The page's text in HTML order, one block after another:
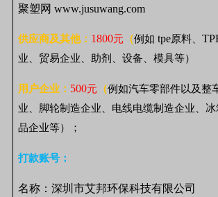
聚塑网 www.jusuwang.com
供应商及其他： 1800元 （例如 tpe原料、
业、贸易企业、助剂、设备、模具等）
用户企业： 500元 （例如汽车零部件以及整
业、脚轮制造企业、电线电缆制造企业、冰
品企业等）；
打款账号：
名称：深圳市艾邦环保科技有限公司